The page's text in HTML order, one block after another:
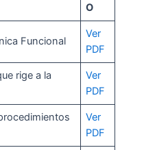
O
Funcional
Ver
PDF
rige a la
Ver
PDF
Ver
PDF